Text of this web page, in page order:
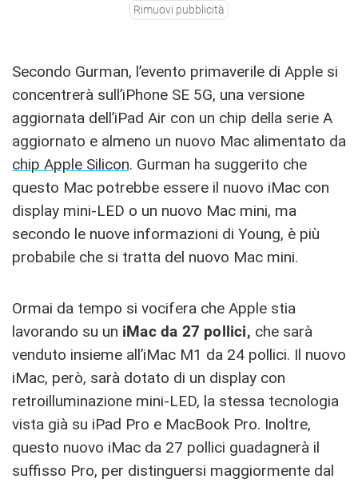
Rimuovi pubblicità
Secondo Gurman, l’evento primaverile di Apple si
concentrerà sull’iPhone SE 5G, una versione
aggiornata dell’iPad Air con un chip della serie A
aggiornato e almeno un nuovo Mac alimentato da
chip Apple Silicon. Gurman ha suggerito che
questo Mac potrebbe essere il nuovo ‌iMac‌ con
display mini-LED o un nuovo Mac mini, ma
secondo le nuove informazioni di Young, è più
probabile che si tratta del nuovo ‌Mac mini‌.
Ormai da tempo si vocifera che Apple stia
lavorando su un ‌ iMac‌ da 27 pollici, che sarà
venduto insieme all’‌iMac‌ M1 da 24 pollici. Il nuovo
‌iMac‌, però, sarà dotato di un display con
retroilluminazione mini-LED, la stessa tecnologia
vista già su iPad Pro e MacBook Pro. Inoltre,
questo nuovo iMac da 27 pollici guadagnerà il
suffisso Pro, per distinguersi maggiormente dal